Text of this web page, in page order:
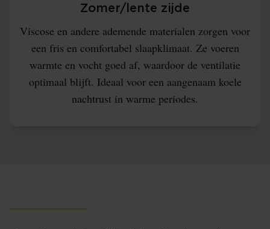
Zomer/lente zijde
Viscose en andere ademende materialen zorgen voor
een fris en comfortabel slaapklimaat. Ze voeren
warmte en vocht goed af, waardoor de ventilatie
optimaal blijft. Ideaal voor een aangenaam koele
nachtrust in warme periodes.